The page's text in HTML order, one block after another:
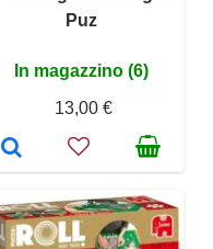
Puz
In magazzino (6)
13,00 €